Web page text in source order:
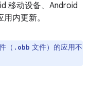
移动设备、Android
内更新。
（ .obb 文件）的应用不